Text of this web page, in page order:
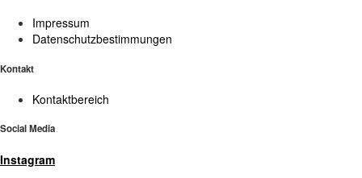
Impressum
Datenschutzbestimmungen
Kontakt
Kontaktbereich
Social Media
Instagram